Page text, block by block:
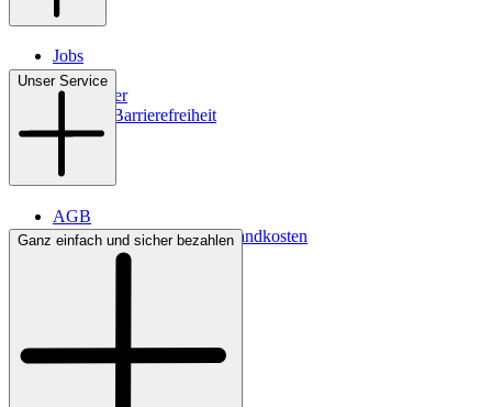
Jobs
Filialen
Newsletter
Digitale Barrierefreiheit
Unser Service
AGB
Lieferbedingungen & Versandkosten
Bezahlung
Ganz einfach und sicher bezahlen